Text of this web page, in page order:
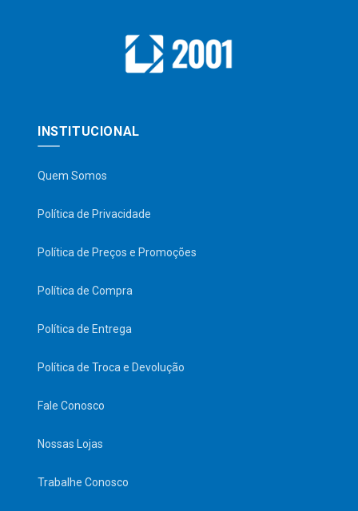
INSTITUCIONAL
Quem Somos
Política de Privacidade
Política de Preços e Promoções
Política de Compra
Política de Entrega
Política de Troca e Devolução
Fale Conosco
Nossas Lojas
Trabalhe Conosco